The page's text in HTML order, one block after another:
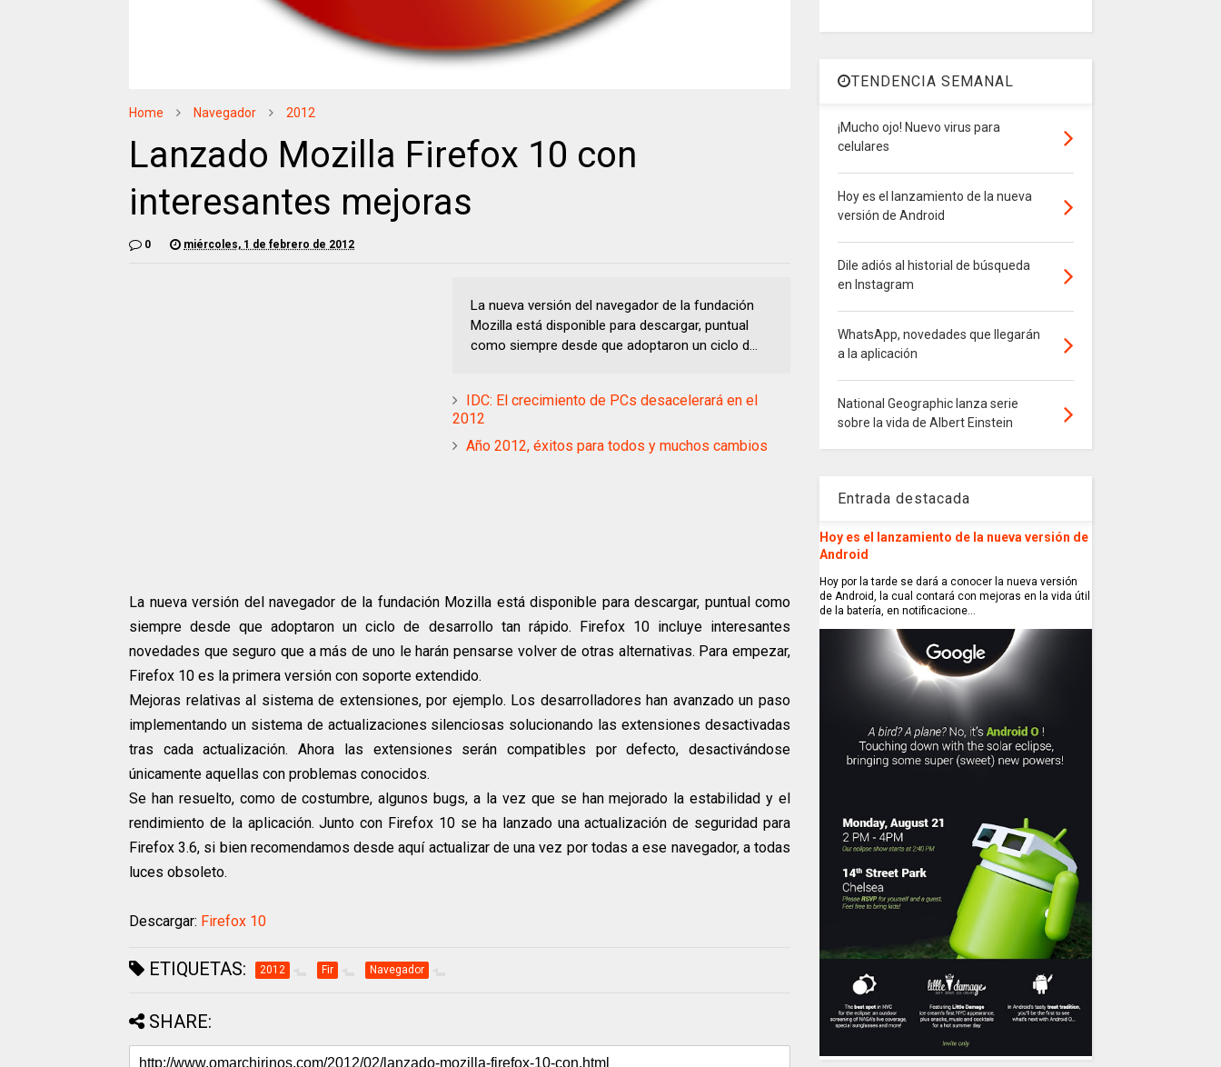
Home Navegador 2012
Lanzado Mozilla Firefox 10 con
interesantes mejoras
0 miércoles, 1 de febrero de 2012
La nueva versión del navegador de la fundación
Mozilla está disponible para descargar, puntual
como siempre desde que adoptaron un ciclo d...
IDC: El crecimiento de PCs desacelerará en el
2012
Año 2012, éxitos para todos y muchos cambios
La nueva versión del navegador de la fundación Mozilla está disponible para descargar, puntual como
siempre desde que adoptaron un ciclo de desarrollo tan rápido. Firefox 10 incluye interesantes
novedades que seguro que a más de uno le harán pensarse volver de otras alternativas. Para empezar,
Firefox 10 es la primera versión con soporte extendido.
Mejoras relativas al sistema de extensiones, por ejemplo. Los desarrolladores han avanzado un paso
implementando un sistema de actualizaciones silenciosas solucionando las extensiones desactivadas
tras cada actualización. Ahora las extensiones serán compatibles por defecto, desactivándose
únicamente aquellas con problemas conocidos.
Se han resuelto, como de costumbre, algunos bugs, a la vez que se han mejorado la estabilidad y el
rendimiento de la aplicación. Junto con Firefox 10 se ha lanzado una actualización de seguridad para
Firefox 3.6, si bien recomendamos desde aquí actualizar de una vez por todas a ese navegador, a todas
luces obsoleto.
Descargar: Firefox 10
ETIQUETAS: 2012 Fir Navegador
SHARE:
TENDENCIA SEMANAL
¡Mucho ojo! Nuevo virus para
celulares
Hoy es el lanzamiento de la nueva
versión de Android
Dile adiós al historial de búsqueda
en Instagram
WhatsApp, novedades que llegarán
a la aplicación
National Geographic lanza serie
sobre la vida de Albert Einstein
Entrada destacada
Hoy es el lanzamiento de la nueva versión de
Android
Hoy por la tarde se dará a conocer la nueva versión
de Android, la cual contará con mejoras en la vida útil
de la batería, en notificacione...